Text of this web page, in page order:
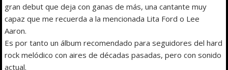
gran debut que deja con ganas de más, una cantante muy
capaz que me recuerda a la mencionada Lita Ford o Lee
Aaron.
Es por tanto un álbum recomendado para seguidores del hard
rock melódico con aires de décadas pasadas, pero con sonido
actual.